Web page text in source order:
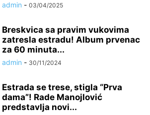
admin - 03/04/2025
Breskvica sa pravim vukovima
zatresla estradu! Album prvenac
za 60 minuta...
admin - 30/11/2024
Estrada se trese, stigla “Prva
dama”! Rade Manojlović
predstavlja novi...